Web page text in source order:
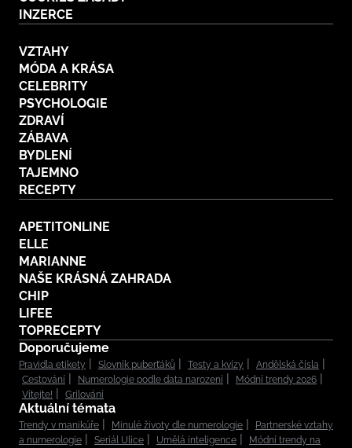
INZERCE
VZTAHY
MÓDA A KRÁSA
CELEBRITY
PSYCHOLOGIE
ZDRAVÍ
ZÁBAVA
BYDLENÍ
TAJEMNO
RECEPTY
APETITONLINE
ELLE
MARIANNE
NAŠE KRÁSNÁ ZAHRADA
CHIP
LIFEE
TOPRECEPTY
Doporučujeme
Pravidla etikety Slovník puberťáků Testy a kvízy
Andělská čísla
Cestování
Numerologie podle data narození
Módní trendy 2026
Vítejte!
Grilování
Aktuální témata
Trendy v manikúře Minulé životy dle numerologie
Partnerské vztahy
a numerologie
Seriál Ulice Umělá inteligence
Módní trendy na